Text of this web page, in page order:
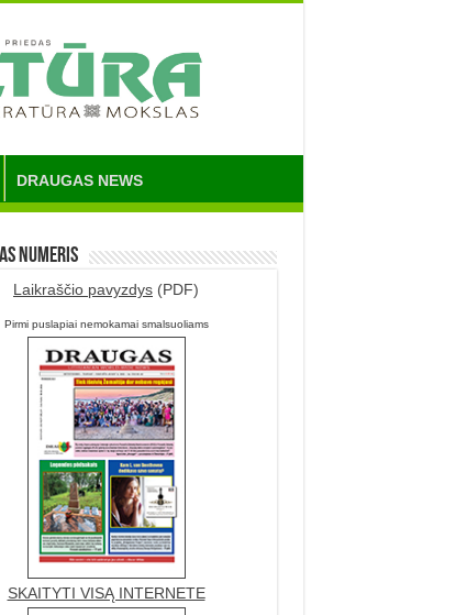
DRAUGAS NEWS
numeris
Laikraščio pavyzdys (PDF)
Pirmi puslapiai nemokamai smalsuoliams
SKAITYTI VISĄ INTERNETE